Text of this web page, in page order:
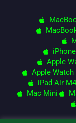
Apple
Apple Watch
iPad Air M4
Mac Mini